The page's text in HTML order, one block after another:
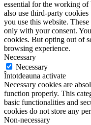
essential for the working
also use third-party
you use this website.
only with your consent.
cookies. But opting out of
browsing experience.
Necessary
Necessary
Întotdeauna activate
Necessary cookies are
function properly. This
basic functionalities and
cookies do not store any
Non-necessary